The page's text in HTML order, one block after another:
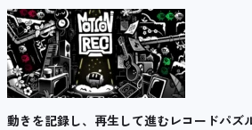
動きを記録し、再生して進むレコードパ